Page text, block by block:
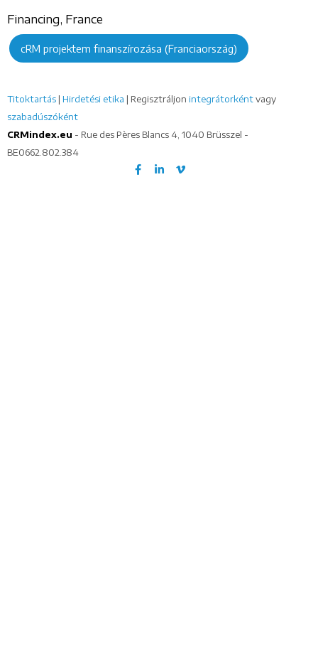
Financing, France
cRM projektem finanszírozása (Franciaország)
Titoktartás Hirdetési etika | Regisztráljon integrátorként vagy
szabadúszóként
CRMindex.eu - Rue des Pères Blancs 4, 1040 Brüsszel -
BE0662.802.384